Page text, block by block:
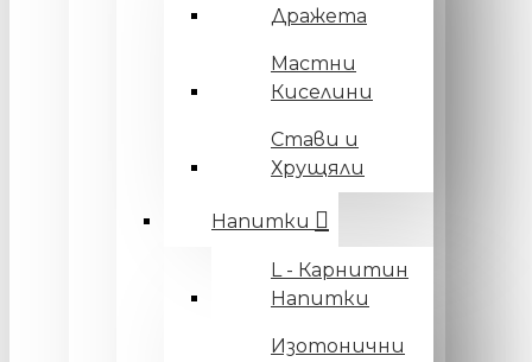
Дражета
Мастни
Киселини
Стави и
Хрущяли
Напитки
L - Карнитин
Напитки
Изотонични